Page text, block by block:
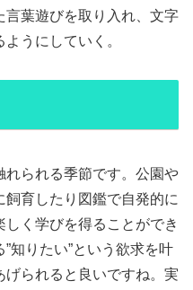
言葉遊びを取り入れ、文字
うにしていく。
られる季節です。公園や
育したり図鑑で自発的に
く学びを得ることができ
知りたい”という欲求を叶
げられると良いですね。実